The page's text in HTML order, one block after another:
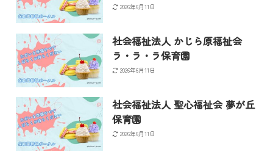
2026年6月11日
社会福祉法人 かじら原福祉会
ラ・ラ・ラ保育園
2026年6月11日
社会福祉法人 聖心福祉会 夢が丘
保育園
2026年6月11日